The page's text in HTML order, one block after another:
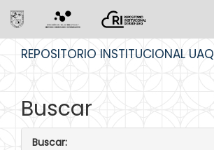
REPOSITORIO INSTITUCIONAL UAQ
Buscar
Buscar: